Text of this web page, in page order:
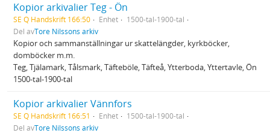
Kopior arkivalier Teg - Ön
SE Q Handskrift 166:50 Enhet
1500-tal-1900-tal
Del avTore Nilssons arkiv
Kopior och sammanställningar ur skattelängder, kyrkböcker,
domböcker m.m.
Teg, Tjälamark, Tålsmark, Täfteböle, Täfteå, Ytterboda, Yttertavle, Ön
1500-tal-1900-tal
Kopior arkivalier Vännfors
SE Q Handskrift 166:51 Enhet
1500-tal-1900-tal
Del avTore Nilssons arkiv